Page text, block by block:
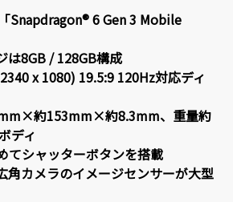
Snapdragon® 6 Gen 3 Mobile
は8GB / 128GB構成
x 1080) 19.5:9 120Hz対応ディ
約153mm×約8.3mm、重量約
ディ
てシャッターボタンを搭載
角カメラのイメージセンサーが大型